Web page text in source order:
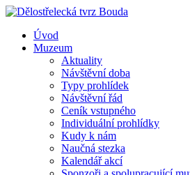
Úvod
Muzeum
Aktuality
Návštěvní doba
Typy prohlídek
Návštěvní řád
Ceník vstupného
Individuální prohlídky
Kudy k nám
Naučná stezka
Kalendář akcí